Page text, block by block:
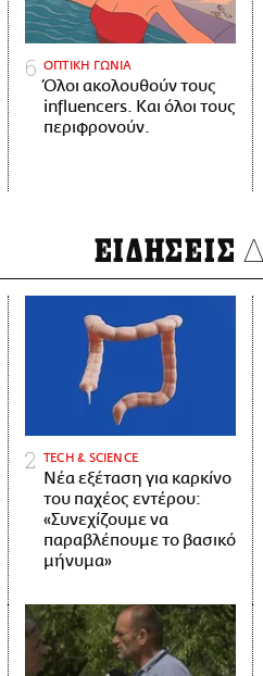
ΟΠΤΙΚΗ ΓΩΝΙΑ
Όλοι ακολουθούν τους
influencers. Και όλοι τους
περιφρονούν.
ΕΙΔΗΣΕΙΣ
ΤECH & SCIENCE
Νέα εξέταση για καρκίνο
του παχέος εντέρου:
«Συνεχίζουμε να
παραβλέπουμε το βασικό
μήνυμα»